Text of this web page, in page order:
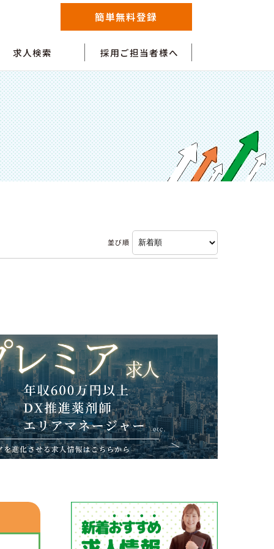
簡単無料登録
求人検索 採用ご担当者様へ
並び順